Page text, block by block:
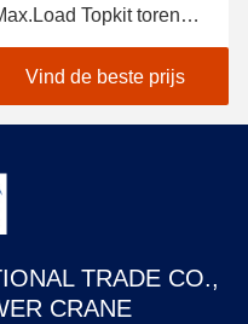
Topkit toren
Fabriekskosten Te
koopVind de beste prijs
TRADE CO.,
CRANE